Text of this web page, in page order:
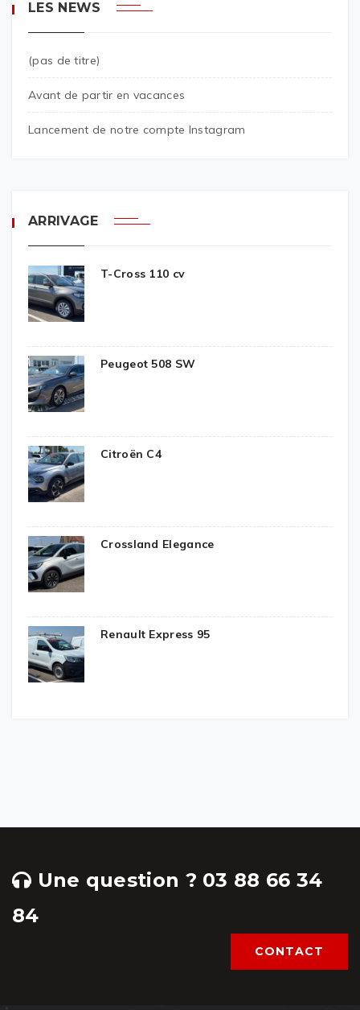
LES NEWS
(pas de titre)
Avant de partir en vacances
Lancement de notre compte Instagram
ARRIVAGE
T-Cross 110 cv
Peugeot 508 SW
Citroën C4
Crossland Elegance
Renault Express 95
Une question ? 03 88 66 34
84
CONTACT